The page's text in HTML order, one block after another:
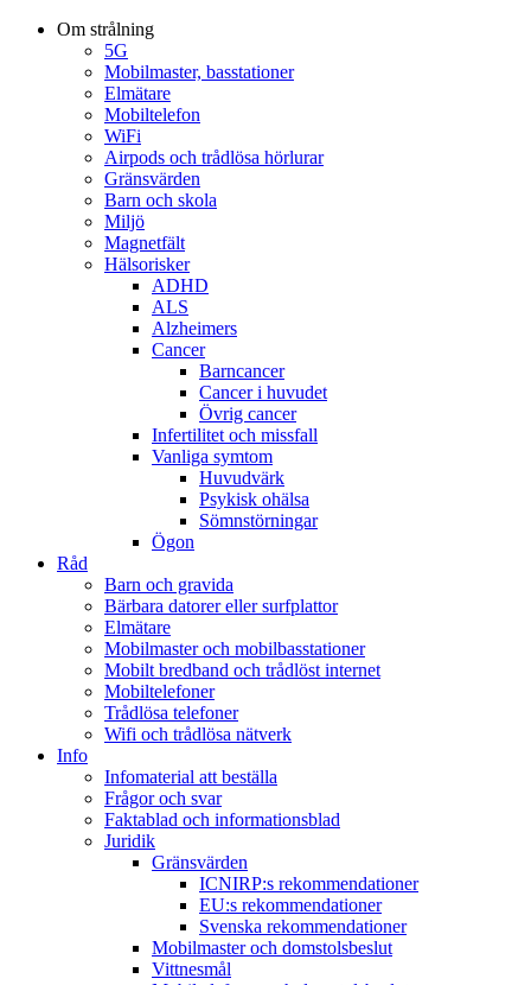
Om strålning
5G
Mobilmaster, basstationer
Elmätare
Mobiltelefon
WiFi
Airpods och trådlösa hörlurar
Gränsvärden
Barn och skola
Miljö
Magnetfält
Hälsorisker
ADHD
ALS
Alzheimers
Cancer
Barncancer
Cancer i huvudet
Övrig cancer
Infertilitet och missfall
Vanliga symtom
Huvudvärk
Psykisk ohälsa
Sömnstörningar
Ögon
Råd
Barn och gravida
Bärbara datorer eller surfplattor
Elmätare
Mobilmaster och mobilbasstationer
Mobilt bredband och trådlöst internet
Mobiltelefoner
Trådlösa telefoner
Wifi och trådlösa nätverk
Info
Infomaterial att beställa
Frågor och svar
Faktablad och informationsblad
Juridik
Gränsvärden
ICNIRP:s rekommendationer
EU:s rekommendationer
Svenska rekommendationer
Mobilmaster och domstolsbeslut
Vittnesmål